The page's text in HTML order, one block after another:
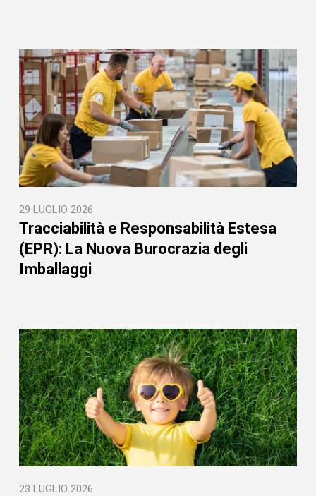
29 LUGLIO 2026
Tracciabilità e Responsabilità Estesa
(EPR): La Nuova Burocrazia degli
Imballaggi
23 LUGLIO 2026